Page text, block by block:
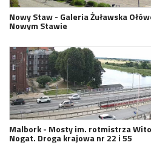
Nowy Staw - Galeria Żuławska
Nowym Stawie
Malbork - Mosty im. rotmistrza
Nogat. Droga krajowa nr 22 i 55